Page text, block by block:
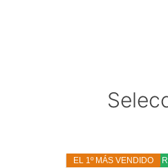
42%
EL 1º MÁS VENDIDO